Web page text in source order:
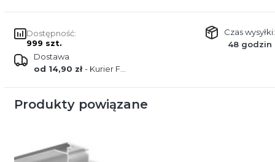
Dostępność:
999 szt.
Czas wysyłki:
48 godzin
Dostawa
od 14,90 zł- Kurier FEDEX
Produkty powiązane